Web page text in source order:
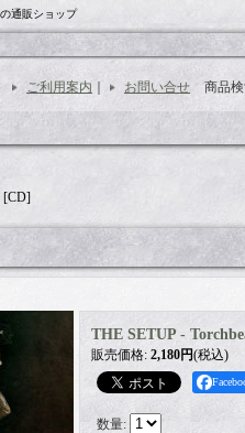
通販ショップ
ご利用案内 お問い合せ 商品
[CD]
THE SETUP -
販売価格: 2,180円(税込)
数量: